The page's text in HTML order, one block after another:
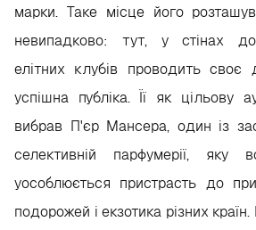
марки. Таке місце його
невипадково: тут, у стінах
елітних клубів проводить своє
успішна публіка. Її як цільову
вибрав П'єр Мансера, один із
селективній парфумерії, яку
уособлюється пристрасть до
подорожей і екзотика різних